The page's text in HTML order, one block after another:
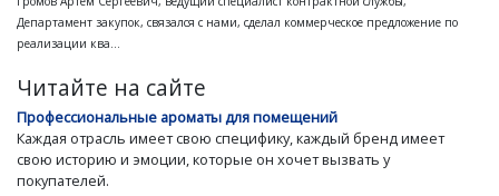
Департамент закупок, связался с нами, сделал коммерческое предложение по
реализации ква...
Читайте на сайте
Профессиональные ароматы для помещений
Каждая отрасль имеет свою специфику, каждый бренд имеет
свою историю и эмоции, которые он хочет вызвать у
покупателей.